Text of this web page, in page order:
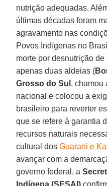
nutrição adequadas.
últimas décadas foram
agravamento nas
Povos Indígenas no
morte por desnutrição
apenas duas aldeias (
Grosso do Sul , chamou
nacional e colocou a
brasileiro para reverter
que se refere à garantia
recursos naturais
cultural dosGuarani e
avançar com a
governo federal, a
Indígena (SESAI)